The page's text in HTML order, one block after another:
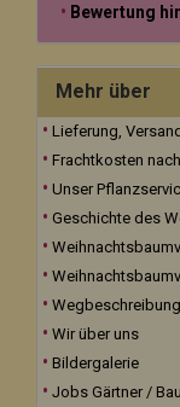
Bewertung
Mehr über
Lieferung,
Frachtkosten
Unser
Geschichte des
Wir über uns
Bildergalerie
Jobs Gärtner /